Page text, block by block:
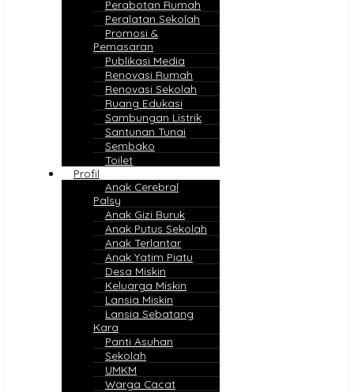
Perabotan Rumah
Peralatan Sekolah
Promosi &
Pemasaran
Publikasi Media
Renovasi Rumah
Renovasi Sekolah
Ruang Edukasi
Sambungan Listrik
Santunan Tunai
Sembako
Toilet
Profil
Anak Cerebral
Palsy
Anak Gizi Buruk
Anak Putus Sekolah
Anak Terlantar
Anak Yatim Piatu
Desa Miskin
Keluarga Miskin
Lansia Miskin
Lansia Sebatang
Kara
Panti Asuhan
Sekolah
UMKM
Warga Cacat